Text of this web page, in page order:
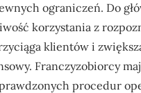
ograniczeń. Do
korzystania z
klientów i
Franczyzobiorcy
procedur